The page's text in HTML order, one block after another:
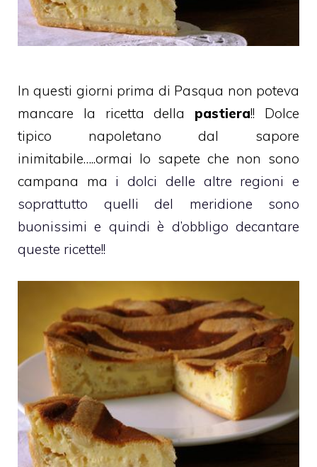
In questi giorni prima di Pasqua non poteva
mancare la ricetta della pastiera!! Dolce
tipico napoletano dal sapore
inimitabile…..ormai lo sapete che non sono
campana ma i dolci delle altre regioni e
soprattutto quelli del meridione sono
buonissimi e quindi è d’obbligo decantare
queste ricette!!